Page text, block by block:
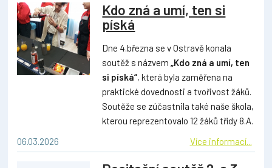
Kdo zná a umí, ten si
píská
Dne 4.března se v Ostravě konala
soutěž s názvem „Kdo zná a umí, ten
si píská“, která byla zaměřena na
praktické dovednosti a tvořivost žáků.
Soutěže se zúčastnila také naše škola,
kterou reprezentovalo 12 žáků třídy 8.A.
06.03.2026
Více informací...